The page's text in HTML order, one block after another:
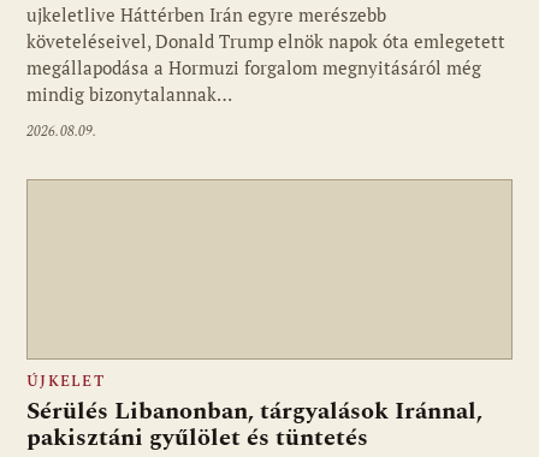
Fotó: ujkelet.live
ujkeletlive Háttérben Irán egyre merészebb
követeléseivel, Donald Trump elnök napok óta emlegetett
megállapodása a Hormuzi forgalom megnyitásáról még
mindig bizonytalannak…
2026.08.09.
ÚJKELET
Sérülés Libanonban, tárgyalások Iránnal,
pakisztáni gyűlölet és tüntetés